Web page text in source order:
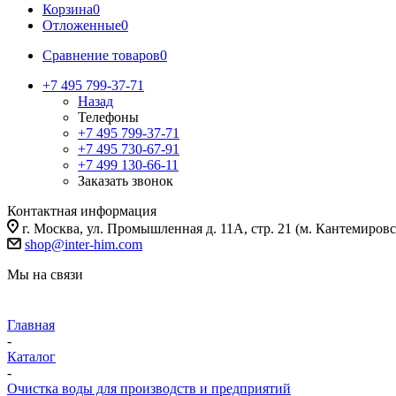
Корзина0
Отложенные0
Сравнение товаров0
+7 495 799-37-71
Назад
Телефоны
+7 495 799-37-71
+7 495 730-67-91
+7 499 130-66-11
Заказать звонок
Контактная информация
г. Москва, ул. Промышленная д. 11А, стр. 21 (м.
shop@inter-him.com
Мы на связи
Главная
-
Каталог
-
Очистка воды для производств и предприятий